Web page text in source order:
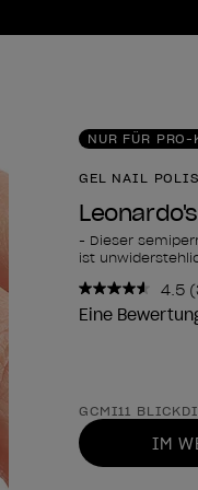
NUR FÜR PRO-
GEL NAIL
- Dieser
ist
4.5
Eine
Form des
GCMI11
IM